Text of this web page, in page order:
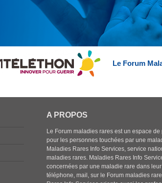
Le Forum
A PROPOS
Le Forum maladies rares est un espace
pour les personnes touchées par une
Maladies Rares Info Services, service
maladies rares. Maladies Rares Info
concernées par une maladie rare dans
téléphone, mail, sur le Forum maladies